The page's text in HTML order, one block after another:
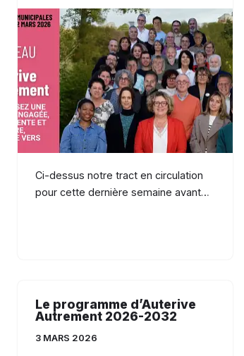
Ci-dessus notre tract en circulation
pour cette dernière semaine avant…
Le programme d’Auterive
Autrement 2026-2032
3 MARS 2026